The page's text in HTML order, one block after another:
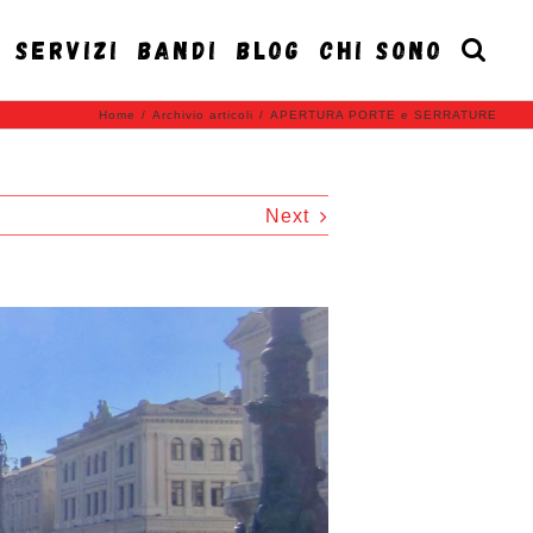
SERVIZI BANDI BLOG CHI SONO
Home / Archivio articoli / APERTURA PORTE e SERRATURE
Next